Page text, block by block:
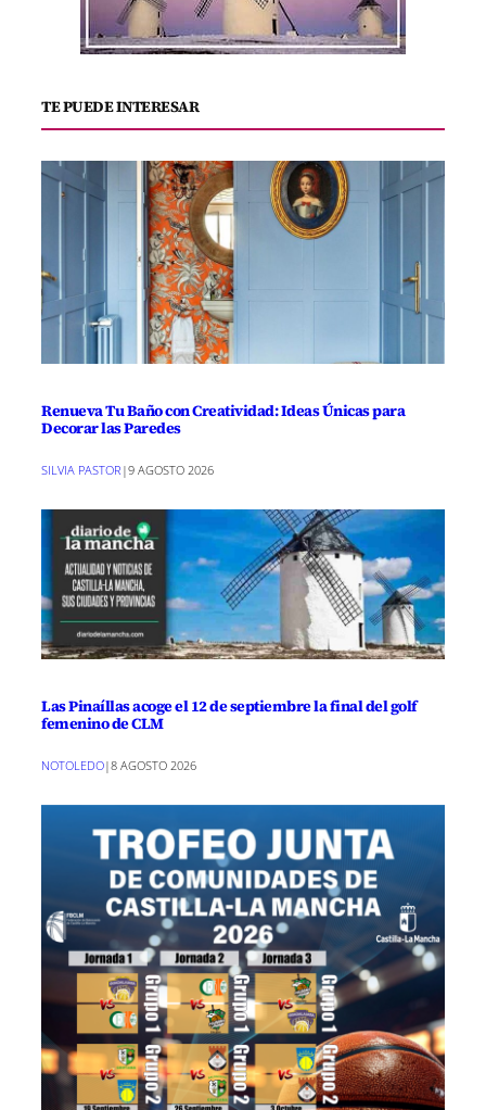
TE PUEDE INTERESAR
Renueva Tu Baño con Creatividad: Ideas Únicas para
Decorar las Paredes
SILVIA PASTOR |9 AGOSTO 2026
Las Pinaíllas acoge el 12 de septiembre la final del golf
femenino de CLM
NOTOLEDO|8 AGOSTO 2026